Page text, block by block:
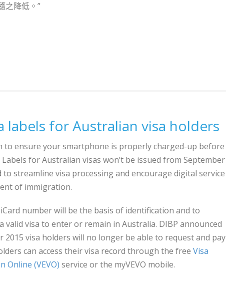
之降低。”
labels for Australian visa holders
to ensure your smartphone is properly charged-up before
for Australian visas won’t be issued from September
to streamline visa processing and encourage digital service
of immigration.
number will be the basis of identification and to
valid visa to enter or remain in Australia. DIBP announced
2015 visa holders will no longer be able to request and pay
can access their visa record through the free Visa
Online (VEVO) service or the myVEVO mobile.